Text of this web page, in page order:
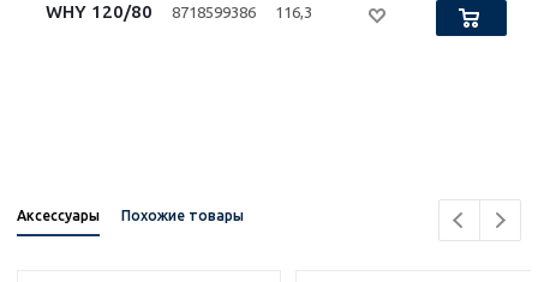
WHY 120/80 8718599386 116,3
Аксессуары Похожие товары